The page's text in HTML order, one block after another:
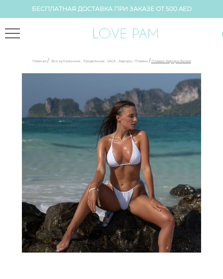
БЕСПЛАТНАЯ ДОСТАВКА ПРИ ЗАКАЗЕ ОТ 500 AED
Главная / , Все купальники , Раздельные, SALE , Аврора, Плавки / Плавки Аврора Белые